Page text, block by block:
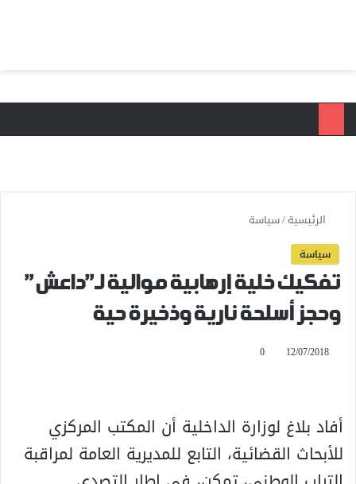
الرئيسية/سياسة
سياسة
تفكيك خلية إرهابية موالية لـ”داعش”
وحجز أسلحة نارية وذخيرة حية
12/07/2018
0
أفاد بلاغ لوزارة الداخلية أن المكتب المركزي
للأبحاث القضائية، التابع للمديرية العامة لمراقبة